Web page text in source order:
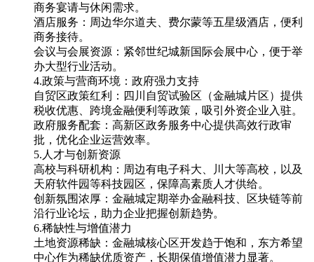
商务宴请与休闲需求。
酒店服务：周边华尔道夫、费尔蒙等五星级酒店，便利
商务接待。
会议与会展资源：紧邻世纪城新国际会展中心，便于举
办大型行业活动。
4.政策与营商环境：政府强力支持
自贸区政策红利：四川自贸试验区（金融城片区）提供
税收优惠、跨境金融便利等政策，吸引外资企业入驻。
政府服务配套：高新区政务服务中心提供高效行政审
批，优化企业运营效率。
5.人才与创新资源
高校与科研机构：周边有电子科大、川大等高校，以及
天府软件园等科技园区，保障高素质人才供给。
创新氛围浓厚：金融城定期举办金融科技、区块链等前
沿行业论坛，助力企业把握创新趋势。
6.稀缺性与增值潜力
土地资源稀缺：金融城核心区开发趋于饱和，东方希望
中心作为稀缺优质资产，长期保值增值潜力显著。